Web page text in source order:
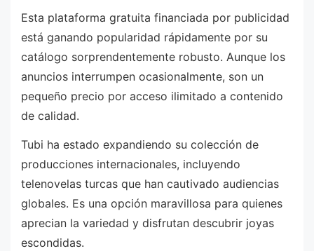
Esta plataforma gratuita financiada por publicidad
está ganando popularidad rápidamente por su
catálogo sorprendentemente robusto. Aunque los
anuncios interrumpen ocasionalmente, son un
pequeño precio por acceso ilimitado a contenido
de calidad.
Tubi ha estado expandiendo su colección de
producciones internacionales, incluyendo
telenovelas turcas que han cautivado audiencias
globales. Es una opción maravillosa para quienes
aprecian la variedad y disfrutan descubrir joyas
escondidas.